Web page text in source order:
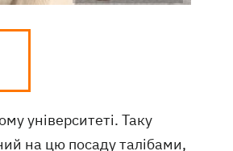
університеті. Таку
на цю посаду талібами,